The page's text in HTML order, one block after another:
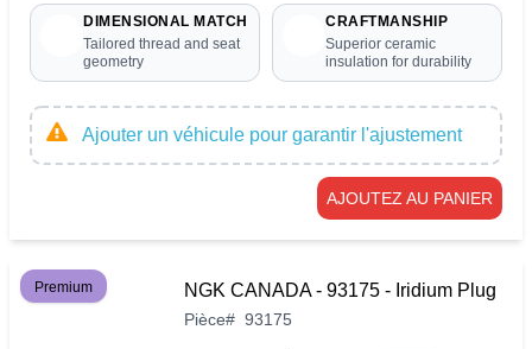
DIMENSIONAL MATCH
Tailored thread and seat
geometry
CRAFTMANSHIP
Superior ceramic
insulation for durability
Ajouter un véhicule pour garantir l'ajustement
AJOUTEZ AU PANIER
Premium NGK CANADA - 93175 - Iridium Plug
Pièce# 93175